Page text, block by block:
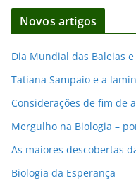
d
e
a
i
Novos artigos
Dia Mundial das Baleias
Tatiana Sampaio e a
Considerações de fim de
Mergulho na Biologia –
As maiores descobertas
Biologia da Esperança